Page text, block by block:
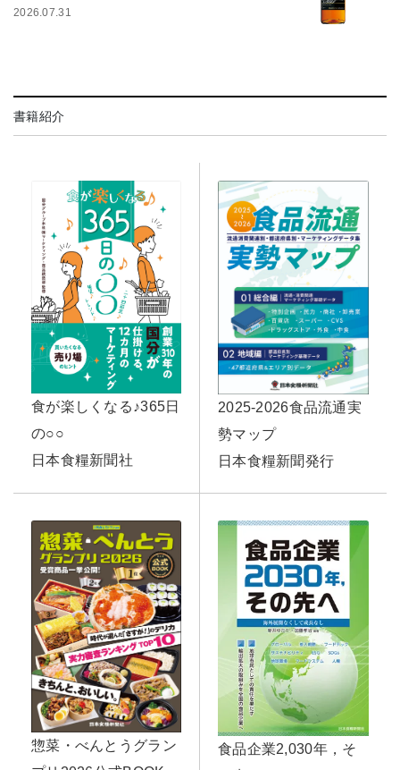
2026.07.31
書籍紹介
食が楽しくなる♪365日
の○○
日本食糧新聞社
2025-2026食品流通実
勢マップ
日本食糧新聞発行
惣菜・べんとうグラン
食品企業2,030年，そ